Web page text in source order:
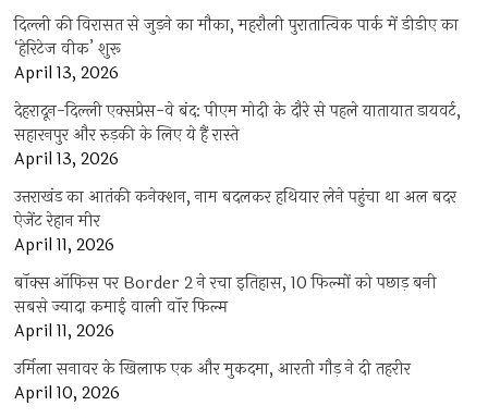
दिल्ली की विरासत से जुड़ने का मौका, महरौली पुरातात्विक पार्क में डीडीए का
‘हेरिटेज वीक’ शुरू
April 13, 2026
देहरादून-दिल्ली एक्सप्रेस-वे बंद: पीएम मोदी के दौरे से पहले यातायात डायवर्ट,
सहारनपुर और रुड़की के लिए ये हैं रास्ते
April 13, 2026
उत्तराखंड का आतंकी कनेक्शन, नाम बदलकर हथियार लेने पहुंचा था अल बदर
ऐजेंट रेहान मीर
April 11, 2026
बॉक्स ऑफिस पर Border 2 ने रचा इतिहास, 10 फिल्मों को पछाड़ बनी
सबसे ज्यादा कमाई वाली वॉर फिल्म
April 11, 2026
उर्मिला सनावर के खिलाफ एक और मुकदमा, आरती गौड़ ने दी तहरीर
April 10, 2026